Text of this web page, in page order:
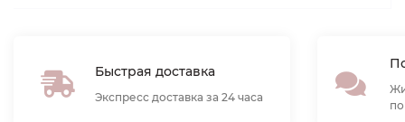
Быстрая доставка
Экспресс доставка за 24 часа